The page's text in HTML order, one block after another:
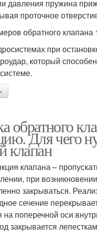
давления пружина
проточное
обратного
при
который
обратного
Для чего
клапан
клапана –
при
закрываться.
сечение
поперечной оси
закрывается